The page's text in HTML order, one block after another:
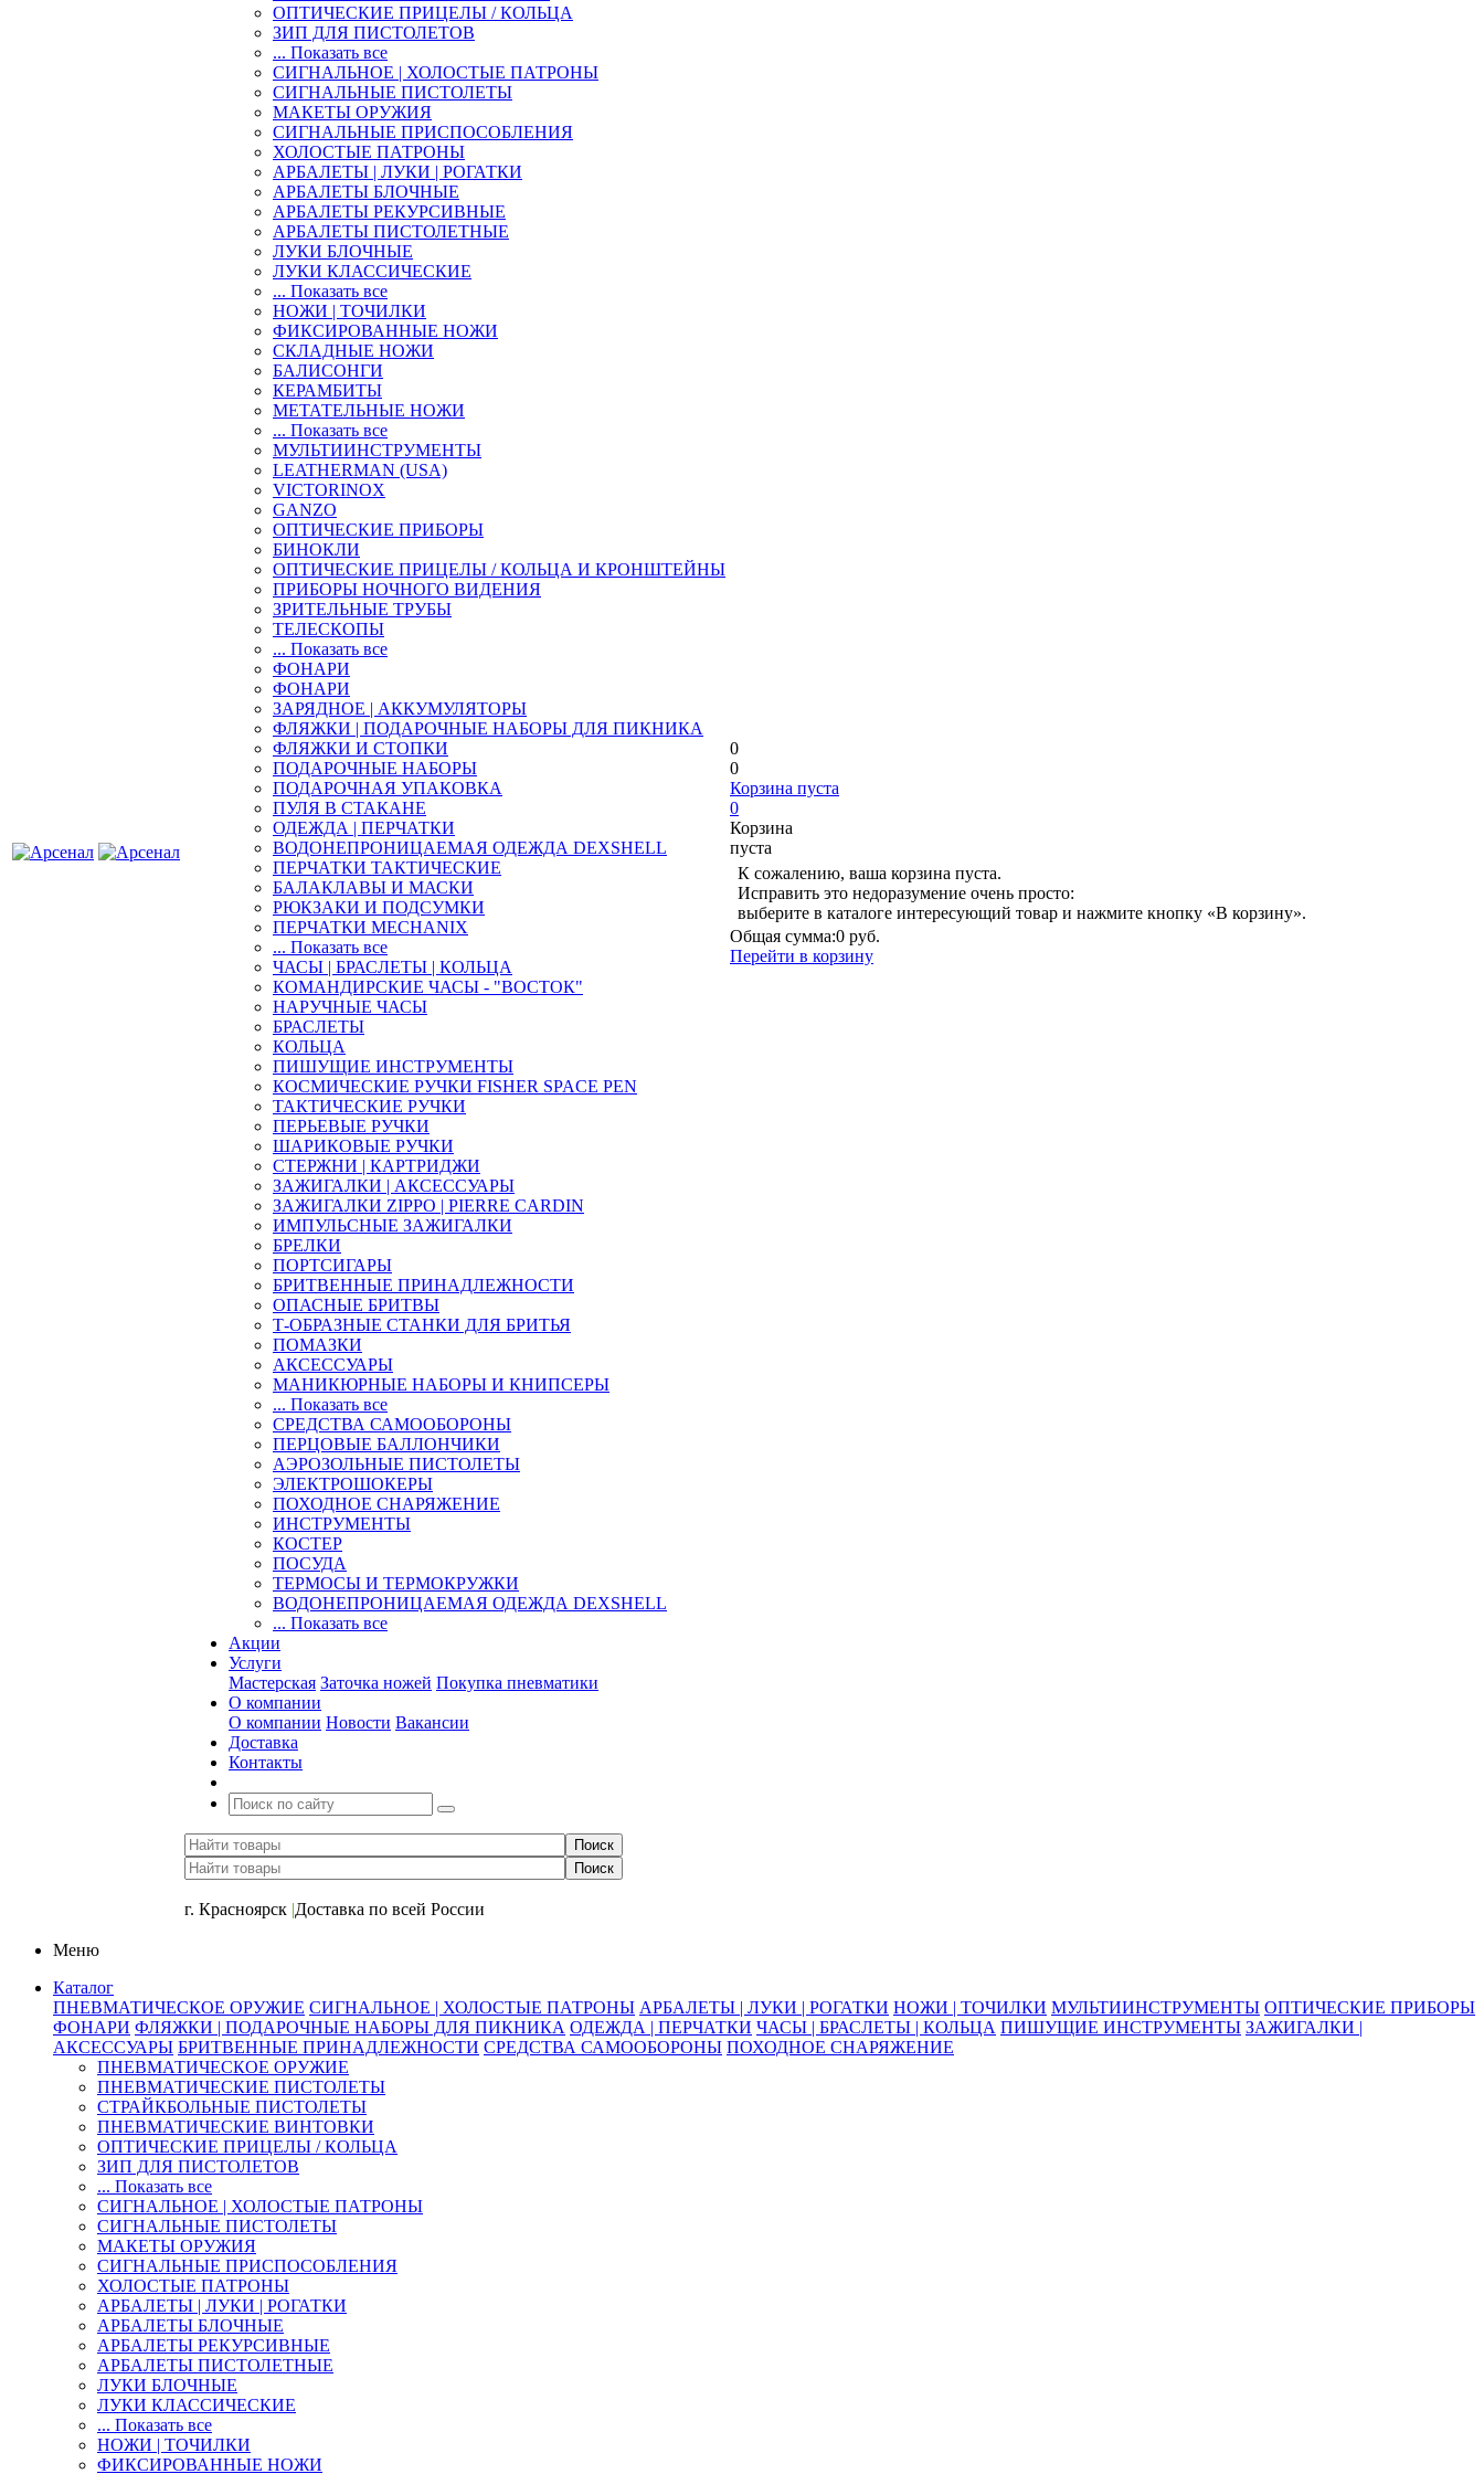
ОПТИЧЕСКИЕ ПРИЦЕЛЫ / КОЛЬЦА
ЗИП ДЛЯ ПИСТОЛЕТОВ
... Показать все
СИГНАЛЬНОЕ | ХОЛОСТЫЕ ПАТРОНЫ
СИГНАЛЬНЫЕ ПИСТОЛЕТЫ
МАКЕТЫ ОРУЖИЯ
СИГНАЛЬНЫЕ ПРИСПОСОБЛЕНИЯ
ХОЛОСТЫЕ ПАТРОНЫ
АРБАЛЕТЫ | ЛУКИ | РОГАТКИ
АРБАЛЕТЫ БЛОЧНЫЕ
АРБАЛЕТЫ РЕКУРСИВНЫЕ
АРБАЛЕТЫ ПИСТОЛЕТНЫЕ
ЛУКИ БЛОЧНЫЕ
ЛУКИ КЛАССИЧЕСКИЕ
... Показать все
НОЖИ | ТОЧИЛКИ
ФИКСИРОВАННЫЕ НОЖИ
СКЛАДНЫЕ НОЖИ
БАЛИСОНГИ
КЕРАМБИТЫ
МЕТАТЕЛЬНЫЕ НОЖИ
... Показать все
МУЛЬТИИНСТРУМЕНТЫ
LEATHERMAN (USA)
VICTORINOX
GANZO
ОПТИЧЕСКИЕ ПРИБОРЫ
БИНОКЛИ
ОПТИЧЕСКИЕ ПРИЦЕЛЫ / КОЛЬЦА И КРОНШТЕЙНЫ
ПРИБОРЫ НОЧНОГО ВИДЕНИЯ
ЗРИТЕЛЬНЫЕ ТРУБЫ
ТЕЛЕСКОПЫ
... Показать все
ФОНАРИ
ФОНАРИ
ЗАРЯДНОЕ | АККУМУЛЯТОРЫ
ФЛЯЖКИ | ПОДАРОЧНЫЕ НАБОРЫ ДЛЯ ПИКНИКА
ФЛЯЖКИ И СТОПКИ
ПОДАРОЧНЫЕ НАБОРЫ
ПОДАРОЧНАЯ УПАКОВКА
ПУЛЯ В СТАКАНЕ
ОДЕЖДА | ПЕРЧАТКИ
ВОДОНЕПРОНИЦАЕМАЯ ОДЕЖДА DEXSHELL
ПЕРЧАТКИ ТАКТИЧЕСКИЕ
БАЛАКЛАВЫ И МАСКИ
РЮКЗАКИ И ПОДСУМКИ
ПЕРЧАТКИ MECHANIX
... Показать все
ЧАСЫ | БРАСЛЕТЫ | КОЛЬЦА
КОМАНДИРСКИЕ ЧАСЫ - "ВОСТОК"
НАРУЧНЫЕ ЧАСЫ
БРАСЛЕТЫ
КОЛЬЦА
ПИШУЩИЕ ИНСТРУМЕНТЫ
КОСМИЧЕСКИЕ РУЧКИ FISHER SPACE PEN
ТАКТИЧЕСКИЕ РУЧКИ
ПЕРЬЕВЫЕ РУЧКИ
ШАРИКОВЫЕ РУЧКИ
СТЕРЖНИ | КАРТРИДЖИ
ЗАЖИГАЛКИ | АКСЕССУАРЫ
ЗАЖИГАЛКИ ZIPPO | PIERRE CARDIN
ИМПУЛЬСНЫЕ ЗАЖИГАЛКИ
БРЕЛКИ
ПОРТСИГАРЫ
БРИТВЕННЫЕ ПРИНАДЛЕЖНОСТИ
ОПАСНЫЕ БРИТВЫ
Т-ОБРАЗНЫЕ СТАНКИ ДЛЯ БРИТЬЯ
ПОМАЗКИ
АКСЕССУАРЫ
МАНИКЮРНЫЕ НАБОРЫ И КНИПСЕРЫ
... Показать все
СРЕДСТВА САМООБОРОНЫ
ПЕРЦОВЫЕ БАЛЛОНЧИКИ
АЭРОЗОЛЬНЫЕ ПИСТОЛЕТЫ
ЭЛЕКТРОШОКЕРЫ
ПОХОДНОЕ СНАРЯЖЕНИЕ
ИНСТРУМЕНТЫ
КОСТЕР
ПОСУДА
ТЕРМОСЫ И ТЕРМОКРУЖКИ
ВОДОНЕПРОНИЦАЕМАЯ ОДЕЖДА DEXSHELL
... Показать все
Акции
Услуги
Мастерская Заточка ножей Покупка пневматики
О компании
О компании Новости Вакансии
Доставка
Контакты
г. Красноярск |Доставка по всей России
0
0
Корзина пуста
0
Корзина
пуста
К сожалению, ваша корзина пуста.
Исправить это недоразумение очень просто:
выберите в каталоге интересующий товар и нажмите кнопку «В корзину».
Общая сумма:0 руб.
Перейти в корзину
Меню
Каталог
ПНЕВМАТИЧЕСКОЕ ОРУЖИЕ СИГНАЛЬНОЕ | ХОЛОСТЫЕ ПАТРОНЫ АРБАЛЕТЫ | ЛУКИ | РОГАТКИ НОЖИ | ТОЧИЛКИ МУЛЬТИИНСТРУМЕНТЫ ОПТИЧЕСКИЕ ПРИБОРЫ
ФОНАРИ ФЛЯЖКИ | ПОДАРОЧНЫЕ НАБОРЫ ДЛЯ ПИКНИКА ОДЕЖДА | ПЕРЧАТКИ ЧАСЫ | БРАСЛЕТЫ | КОЛЬЦА ПИШУЩИЕ ИНСТРУМЕНТЫ ЗАЖИГАЛКИ |
АКСЕССУАРЫ БРИТВЕННЫЕ ПРИНАДЛЕЖНОСТИ СРЕДСТВА САМООБОРОНЫ ПОХОДНОЕ СНАРЯЖЕНИЕ
ПНЕВМАТИЧЕСКОЕ ОРУЖИЕ
ПНЕВМАТИЧЕСКИЕ ПИСТОЛЕТЫ
СТРАЙКБОЛЬНЫЕ ПИСТОЛЕТЫ
ПНЕВМАТИЧЕСКИЕ ВИНТОВКИ
ОПТИЧЕСКИЕ ПРИЦЕЛЫ / КОЛЬЦА
ЗИП ДЛЯ ПИСТОЛЕТОВ
... Показать все
СИГНАЛЬНОЕ | ХОЛОСТЫЕ ПАТРОНЫ
СИГНАЛЬНЫЕ ПИСТОЛЕТЫ
МАКЕТЫ ОРУЖИЯ
СИГНАЛЬНЫЕ ПРИСПОСОБЛЕНИЯ
ХОЛОСТЫЕ ПАТРОНЫ
АРБАЛЕТЫ | ЛУКИ | РОГАТКИ
АРБАЛЕТЫ БЛОЧНЫЕ
АРБАЛЕТЫ РЕКУРСИВНЫЕ
АРБАЛЕТЫ ПИСТОЛЕТНЫЕ
ЛУКИ БЛОЧНЫЕ
ЛУКИ КЛАССИЧЕСКИЕ
... Показать все
НОЖИ | ТОЧИЛКИ
ФИКСИРОВАННЫЕ НОЖИ